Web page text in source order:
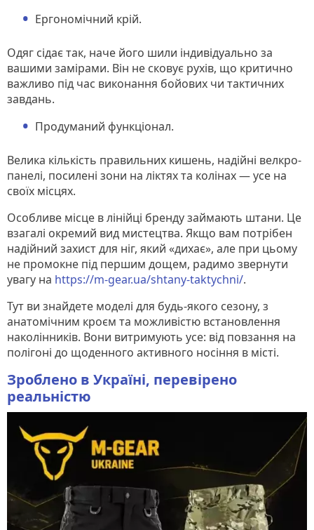
Ергономічний крій.
Одяг сідає так, наче його шили індивідуально за
вашими замірами. Він не сковує рухів, що критично
важливо під час виконання бойових чи тактичних
завдань.
Продуманий функціонал.
Велика кількість правильних кишень, надійні велкро-
панелі, посилені зони на ліктях та колінах — усе на
своїх місцях.
Особливе місце в лінійці бренду займають штани. Це
взагалі окремий вид мистецтва. Якщо вам потрібен
надійний захист для ніг, який «дихає», але при цьому
не промокне під першим дощем, радимо звернути
увагу на https://m-gear.ua/shtany-taktychni/.
Тут ви знайдете моделі для будь-якого сезону, з
анатомічним кроєм та можливістю встановлення
наколінників. Вони витримують усе: від повзання на
полігоні до щоденного активного носіння в місті.
Зроблено в Україні, перевірено
реальністю